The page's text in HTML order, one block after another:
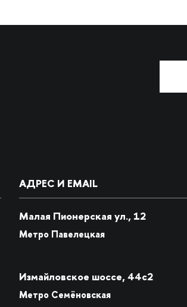
АДРЕС И EMAIL
Малая Пионерская ул., 12
Метро Павелецкая
Измайловское шоссе, 44с2
Метро Семёновская